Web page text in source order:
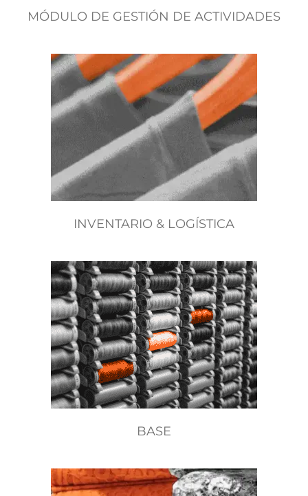
MÓDULO DE GESTIÓN DE ACTIVIDADES
INVENTARIO & LOGÍSTICA
BASE